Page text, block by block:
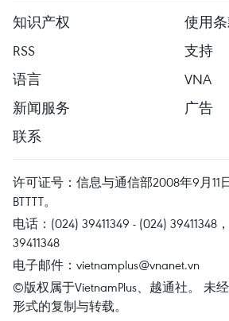
知识产权
使用
RSS
支持
语言
VNA
新闻服务
广告
联系
许可证号：信息与通信部2008年9月11
BTTTT。
电话：(024) 39411349 - (024) 39411348
39411348
电子邮件： vietnamplus@vnanet.vn
©版权属于VietnamPlus、越通社。 未
形式的复制与转载。